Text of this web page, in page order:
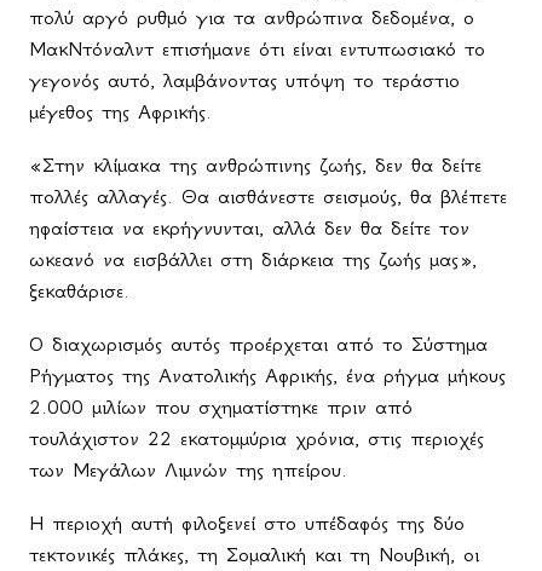
πολύ αργό ρυθμό για τα ανθρώπινα δεδομένα, ο
ΜακΝτόναλντ επισήμανε ότι είναι εντυπωσιακό το
γεγονός αυτό, λαμβάνοντας υπόψη το τεράστιο
μέγεθος της Αφρικής.
«Στην κλίμακα της ανθρώπινης ζωής, δεν θα δείτε
πολλές αλλαγές. Θα αισθάνεστε σεισμούς, θα βλέπετε
ηφαίστεια να εκρήγνυνται, αλλά δεν θα δείτε τον
ωκεανό να εισβάλλει στη διάρκεια της ζωής μας»,
ξεκαθάρισε.
Ο διαχωρισμός αυτός προέρχεται από το Σύστημα
Ρήγματος της Ανατολικής Αφρικής, ένα ρήγμα μήκους
2.000 μιλίων που σχηματίστηκε πριν από
τουλάχιστον 22 εκατομμύρια χρόνια, στις περιοχές
των Μεγάλων Λιμνών της ηπείρου.
Η περιοχή αυτή φιλοξενεί στο υπέδαφός της δύο
τεκτονικές πλάκες, τη Σομαλική και τη Νουβική, οι